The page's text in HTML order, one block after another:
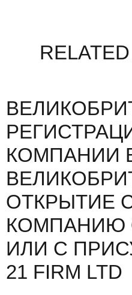
КОМПАНИИ
ОТКРЫТИЕ
КОМПАНИЮ
ИЛИ С
21 FIRM LTD